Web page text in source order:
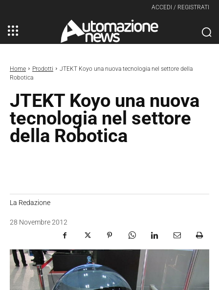
ACCEDI / REGISTRATI
Home Prodotti
JTEKT Koyo una nuova tecnologia nel settore della
Robotica
JTEKT Koyo una nuova
tecnologia nel settore
della Robotica
La Redazione
28 Novembre 2012